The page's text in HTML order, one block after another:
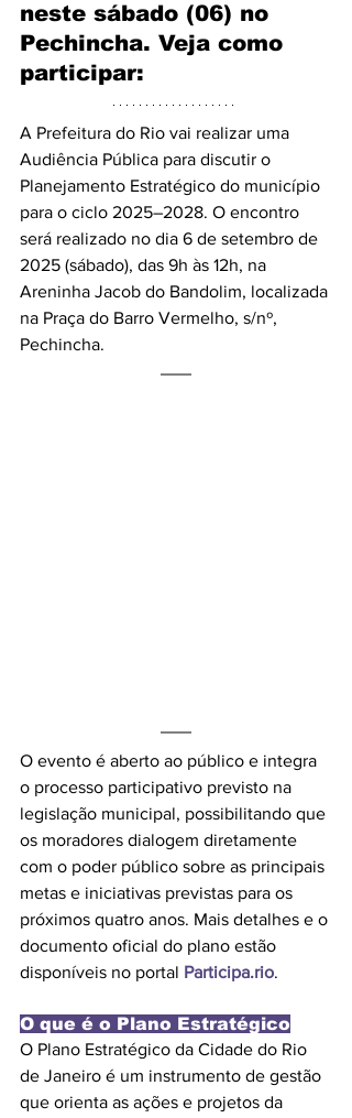
neste sábado (06) no
Pechincha. Veja como
participar:
A Prefeitura do Rio vai realizar uma
Audiência Pública para discutir o
Planejamento Estratégico do município
para o ciclo 2025–2028. O encontro
será realizado no dia 6 de setembro de
2025 (sábado), das 9h às 12h, na
Areninha Jacob do Bandolim, localizada
na Praça do Barro Vermelho, s/nº,
Pechincha.
O evento é aberto ao público e integra
o processo participativo previsto na
legislação municipal, possibilitando que
os moradores dialogem diretamente
com o poder público sobre as principais
metas e iniciativas previstas para os
próximos quatro anos. Mais detalhes e o
documento oficial do plano estão
disponíveis no portal Participa.rio.
O que é o Plano Estratégico
O Plano Estratégico da Cidade do Rio
de Janeiro é um instrumento de gestão
que orienta as ações e projetos da